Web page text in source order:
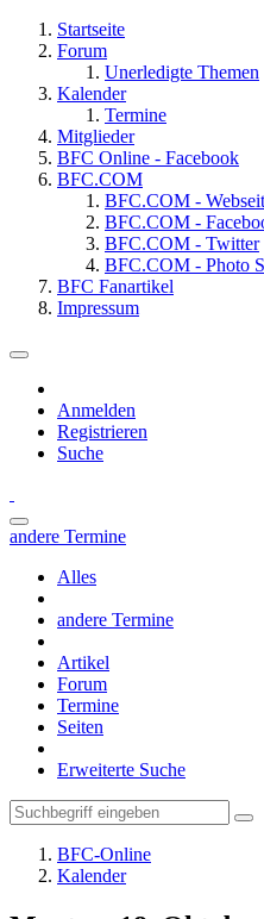
Startseite
Forum
Unerledigte Themen
Kalender
Termine
Mitglieder
BFC Online - Facebook
BFC.COM
BFC.COM -
BFC.COM -
BFC.COM - Twitter
BFC.COM - Photo
BFC Fanartikel
Impressum
Anmelden
Registrieren
Suche
andere Termine
Alles
andere Termine
Artikel
Forum
Termine
Seiten
Erweiterte Suche
BFC-Online
Kalender